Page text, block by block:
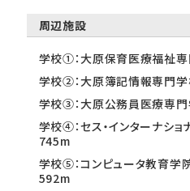
周辺施設
学校①：大原保育医療福祉
学校②：大原簿記情報専門
学校③：大原公務員医療専
学校④：セス・インターナシ
745m
学校⑤：コンピュータ教育
592m